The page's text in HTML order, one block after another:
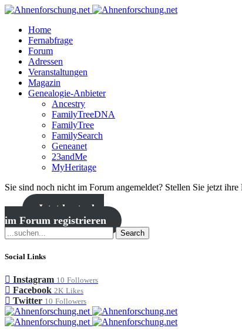
Home
Fernabfrage
Forum
Adressen
Veranstaltungen
Magazin
Genealogie-Anbieter
Ancestry
FamilyTreeDNA
FamilyTree
FamilySearch
Geneanet
23andMe
MyHeritage
Sie sind noch nicht im Forum angemeldet? Stellen Sie jetzt
Jetzt kostenlos
im Forum registrieren
Search
Social Links
Instagram 10 Followers
Facebook 2K Likes
Twitter 10 Followers